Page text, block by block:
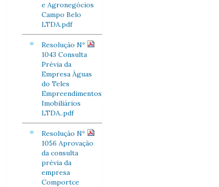
e Agronegócios
Campo Belo
LTDA.pdf
Resolução Nº
1043 Consulta
Prévia da
Empresa Àguas
do Teles
Empreendimentos
Imobiliários
LTDA..pdf
Resolução Nº
1056 Aprovação
da consulta
prévia da
empresa
Comportce